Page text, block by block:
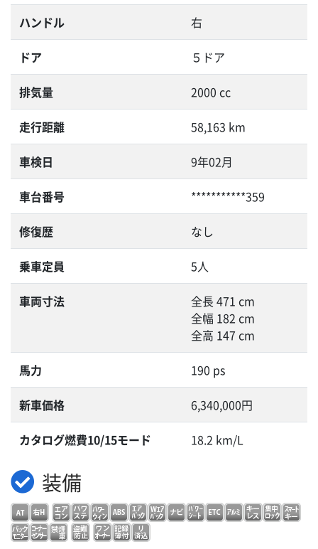
ハンドル 右
ドア ５ドア
排気量 2000 cc
走行距離 58,163 km
車検日 9年02月
車台番号 ***********359
修復歴 なし
乗車定員 5人
車両寸法
全長 471 cm
全幅 182 cm
全高 147 cm
馬力 190 ps
新車価格 6,340,000円
カタログ燃費10/15モード 18.2 km/L
装備